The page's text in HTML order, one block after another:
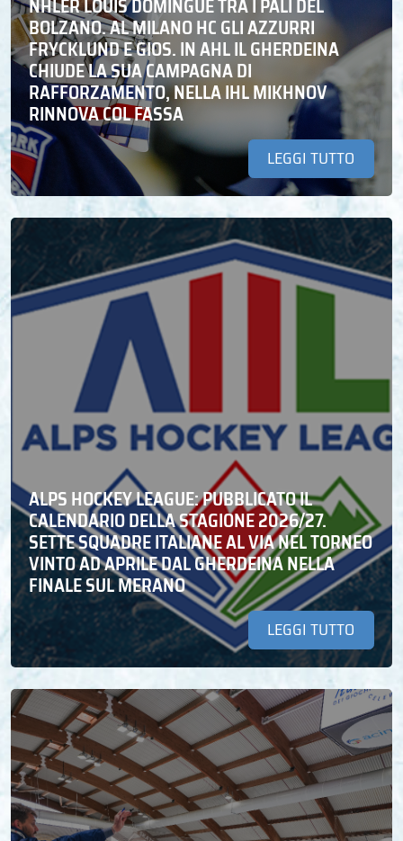
NHLER LOUIS DOMINGUE TRA I PALI DEL
BOLZANO. AL MILANO HC GLI AZZURRI
FRYCKLUND E GIOS. IN AHL IL GHERDEINA
CHIUDE LA SUA CAMPAGNA DI
RAFFORZAMENTO, NELLA IHL MIKHNOV
RINNOVA COL FASSA
LEGGI TUTTO
ALPS HOCKEY LEAGUE: PUBBLICATO IL
CALENDARIO DELLA STAGIONE 2026/27.
SETTE SQUADRE ITALIANE AL VIA NEL TORNEO
VINTO AD APRILE DAL GHERDEINA NELLA
FINALE SUL MERANO
LEGGI TUTTO